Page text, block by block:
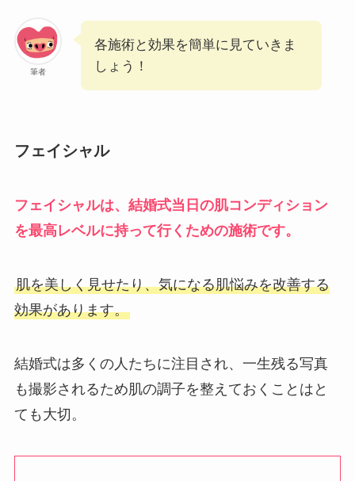
筆者
各施術と効果を簡単に見ていきま
しょう！
フェイシャル
フェイシャルは、結婚式当日の肌コンディション
を最高レベルに持って行くための施術です。
肌を美しく見せたり、気になる肌悩みを改善する
効果があります。
結婚式は多くの人たちに注目され、一生残る写真
も撮影されるため肌の調子を整えておくことはと
ても大切。